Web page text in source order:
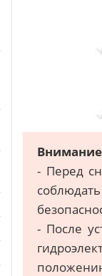
Внимание
- Перед
- После